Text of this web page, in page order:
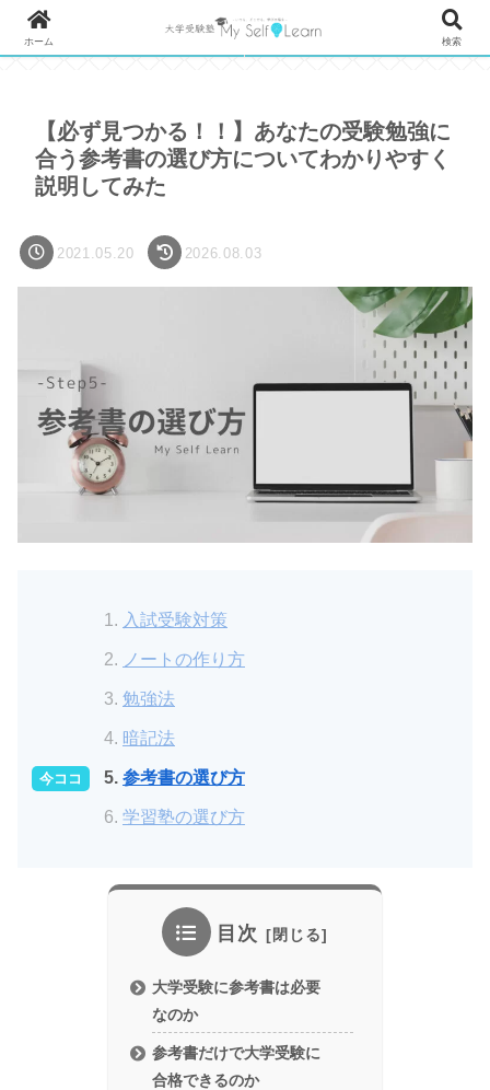
生徒向け無料診断はこちら 保護者向け無料診断こちら
【必ず見つかる！！】あなたの受験勉強に
合う参考書の選び方についてわかりやすく
説明してみた
2021.05.20 2026.08.03
入試受験対策
ノートの作り方
勉強法
暗記法
参考書の選び方
学習塾の選び方
目次
大学受験に参考書は必要
なのか
参考書だけで大学受験に
合格できるのか
ホーム 検索